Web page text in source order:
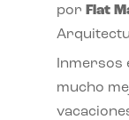
por Flat
Inmersos
mucho